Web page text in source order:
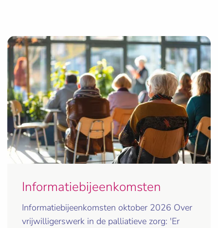
Informatiebijeenkomsten
Informatiebijeenkomsten oktober 2026 Over
vrijwilligerswerk in de palliatieve zorg: 'Er